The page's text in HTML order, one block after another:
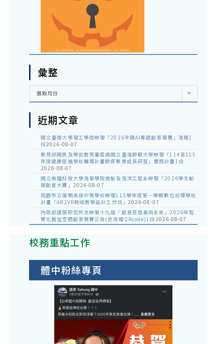
彙整
彙
選取月份
近期文章
國立臺南大學理工學院辦理「2026全國AI專題創意競賽」海報1
份2026-08-07
教育部國民及學前教育署委請國立臺灣師範大學辦理「114至115
年度健康促進學校輔導計畫師資專業成長研習」實施計畫1份
2026-08-07
國立高雄科技大學海事學院造船及海洋工程系辦理「2026學生船
模創客大賽」 2026-08-07
桃園市立陽明高級中等學校辦理115學年度第一學期數位前導學校
計畫「AR2VR跨域教學設計工作坊」 2026-08-07
內政部建築研究所主辦第十九屆「創意狂想巢向未來」2026年智
慧化居住空間創意競賽公告(含海報QRcode)1份2026-08-07
校務重點工作
體中粉絲專頁